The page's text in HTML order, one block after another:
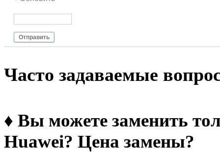
Отправить
Чacтo зaдaвaeмыe
♦ Вы можете заменить
Huawei? Цена замены?